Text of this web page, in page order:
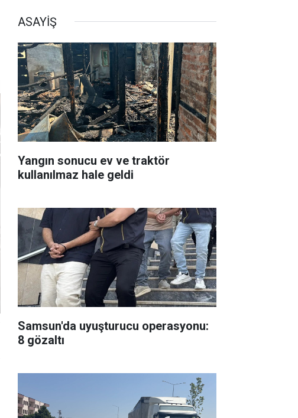
ASAYİŞ
Yangın sonucu ev ve traktör
kullanılmaz hale geldi
Samsun'da uyuşturucu operasyonu:
8 gözaltı